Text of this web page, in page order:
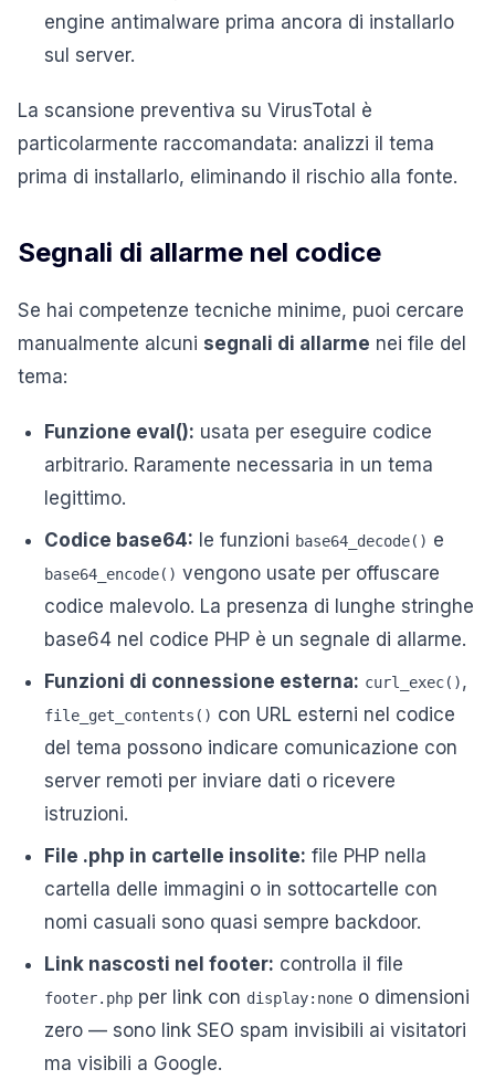
engine antimalware prima ancora di installarlo
sul server.
La scansione preventiva su VirusTotal è
particolarmente raccomandata: analizzi il tema
prima di installarlo, eliminando il rischio alla fonte.
Segnali di allarme nel codice
Se hai competenze tecniche minime, puoi cercare
manualmente alcuni segnali di allarme nei file del
tema:
Funzione eval(): usata per eseguire codice
arbitrario. Raramente necessaria in un tema
legittimo.
Codice base64: le funzioni base64_decode() e
base64_encode() vengono usate per offuscare
codice malevolo. La presenza di lunghe stringhe
base64 nel codice PHP è un segnale di allarme.
Funzioni di connessione esterna: curl_exec(),
file_get_contents() con URL esterni nel codice
del tema possono indicare comunicazione con
server remoti per inviare dati o ricevere
istruzioni.
File .php in cartelle insolite: file PHP nella
cartella delle immagini o in sottocartelle con
nomi casuali sono quasi sempre backdoor.
Link nascosti nel footer: controlla il file
footer.php per link con display:none o dimensioni
zero — sono link SEO spam invisibili ai visitatori
ma visibili a Google.